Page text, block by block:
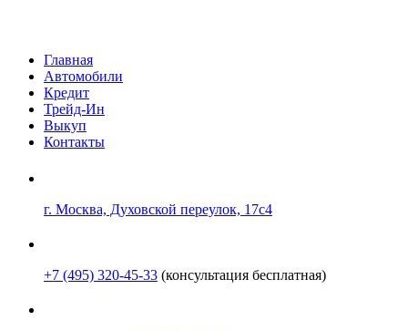
Главная
Автомобили
Кредит
Трейд-Ин
Выкуп
Контакты
г. Москва, Духовской переулок, 17с4
+7 (495) 320-45-33 (консультация бесплатная)